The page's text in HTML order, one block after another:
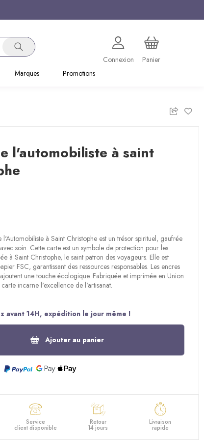
Connexion
Panier
Marques Promotions
l'automobiliste à saint
l'Automobiliste à Saint Christophe est un trésor spirituel, gaufrée
soin. Cette carte est un symbole de protection pour les
à Saint Christophe, le saint patron des voyageurs. Elle est
FSC, garantissant des ressources responsables. Les encres
une touche écologique. Fabriquée et imprimée en Union
incarne l'excellence de l'artisanat.
avant 14H, expédition le jour même !
Ajouter au panier
Service
client disponible
Retour
14 jours
Livraison
rapide